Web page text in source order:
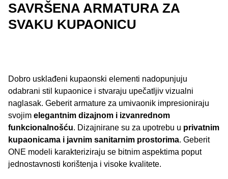
SAVRŠENA ARMATURA ZA
SVAKU KUPAONICU
Dobro usklađeni kupaonski elementi nadopunjuju
odabrani stil kupaonice i stvaraju upečatljiv vizualni
naglasak. Geberit armature za umivaonik impresioniraju
svojim elegantnim dizajnom i izvanrednom
funkcionalnošću. Dizajnirane su za upotrebu u privatnim
kupaonicama i javnim sanitarnim prostorima. Geberit
ONE modeli karakteriziraju se bitnim aspektima poput
jednostavnosti korištenja i visoke kvalitete.